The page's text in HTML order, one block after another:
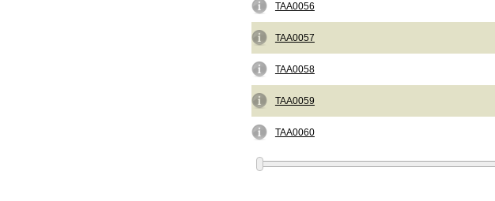
TAA0056
TAA0057
TAA0058
TAA0059
TAA0060